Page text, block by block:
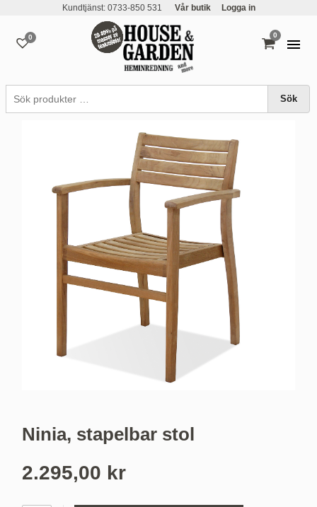
Kundtjänst: 0733-850 531 Vår butik Logga in
Sök
0
0
varor
Ninia, stapelbar stol
2.295,00 kr